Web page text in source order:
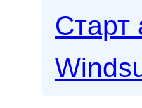
Старт